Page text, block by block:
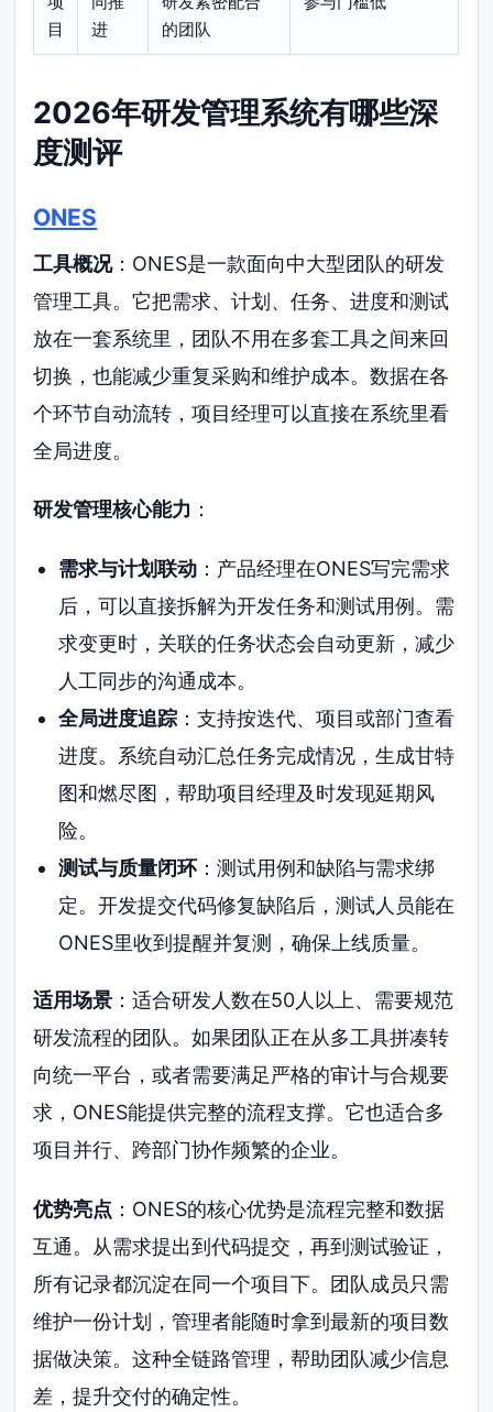
目
进
的团队
2026年研发管理系统有哪些深
度测评
ONES
工具概况：ONES是一款面向中大型团队的研发
管理工具。它把需求、计划、任务、进度和测试
放在一套系统里，团队不用在多套工具之间来回
切换，也能减少重复采购和维护成本。数据在各
个环节自动流转，项目经理可以直接在系统里看
全局进度。
研发管理核心能力 ：
需求与计划联动：产品经理在ONES写完需求
后，可以直接拆解为开发任务和测试用例。需
求变更时，关联的任务状态会自动更新，减少
人工同步的沟通成本。
全局进度追踪：支持按迭代、项目或部门查看
进度。系统自动汇总任务完成情况，生成甘特
图和燃尽图，帮助项目经理及时发现延期风
险。
测试与质量闭环：测试用例和缺陷与需求绑
定。开发提交代码修复缺陷后，测试人员能在
ONES里收到提醒并复测，确保上线质量。
适用场景 ：适合研发人数在50人以上、需要规范
研发流程的团队。如果团队正在从多工具拼凑转
向统一平台，或者需要满足严格的审计与合规要
求，ONES能提供完整的流程支撑。它也适合多
项目并行、跨部门协作频繁的企业。
优势亮点 ：ONES的核心优势是流程完整和数据
互通。从需求提出到代码提交，再到测试验证，
所有记录都沉淀在同一个项目下。团队成员只需
维护一份计划，管理者能随时拿到最新的项目数
据做决策。这种全链路管理，帮助团队减少信息
差，提升交付的确定性。